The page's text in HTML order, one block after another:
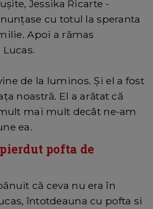
Jessika Ricarte -
cu totul la speranta
Apoi a rămas
de la luminos. Și el a fost
noastră. El a arătat că
mai mult decât ne-am
ea.
pofta de
că ceva nu era în
întotdeauna cu pofta si